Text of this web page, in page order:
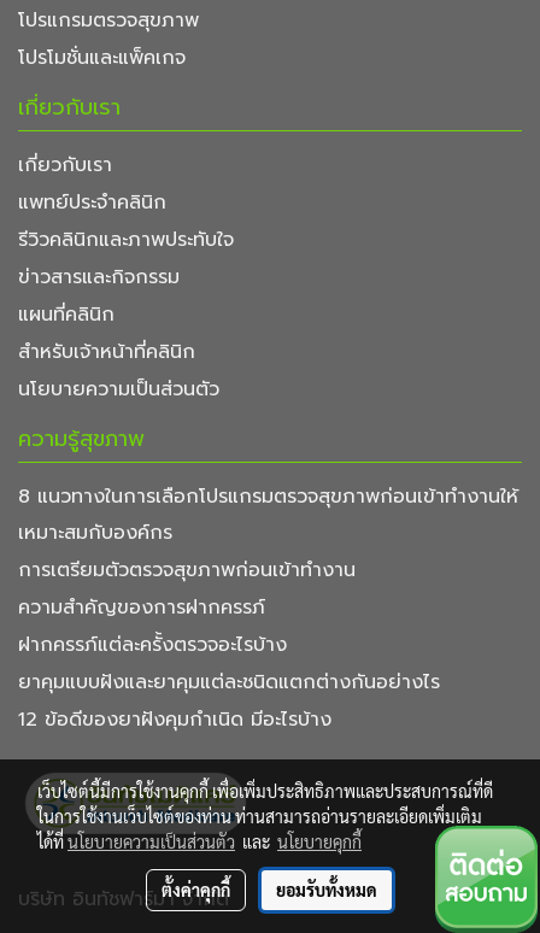
โปรแกรมตรวจสุขภาพ
โปรโมชั่นและแพ็คเกจ
เกี่ยวกับเรา
เกี่ยวกับเรา
แพทย์ประจำคลินิก
รีวิวคลินิกและภาพประทับใจ
ข่าวสารและกิจกรรม
แผนที่คลินิก
สำหรับเจ้าหน้าที่คลินิก
นโยบายความเป็นส่วนตัว
ความรู้สุขภาพ
8 แนวทางในการเลือกโปรแกรมตรวจสุขภาพก่อนเข้าทำงานให้
เหมาะสมกับองค์กร
การเตรียมตัวตรวจสุขภาพก่อนเข้าทำงาน
ความสำคัญของการฝากครรภ์
ฝากครรภ์แต่ละครั้งตรวจอะไรบ้าง
ยาคุมแบบฝังและยาคุมแต่ละชนิดแตกต่างกันอย่างไร
12 ข้อดีของยาฝังคุมกำเนิด มีอะไรบ้าง
บริษัท อินทัชฟาร์มา จำกัด
เว็บไซต์นี้มีการใช้งานคุกกี้ เพื่อเพิ่มประสิทธิภาพและประสบการณ์ที่ดี
ในการใช้งานเว็บไซต์ของท่าน ท่านสามารถอ่านรายละเอียดเพิ่มเติม
ได้ที่นโยบายความเป็นส่วนตัว และ นโยบายคุกกี้
ตั้งค่าคุกกี้ ยอมรับทั้งหมด